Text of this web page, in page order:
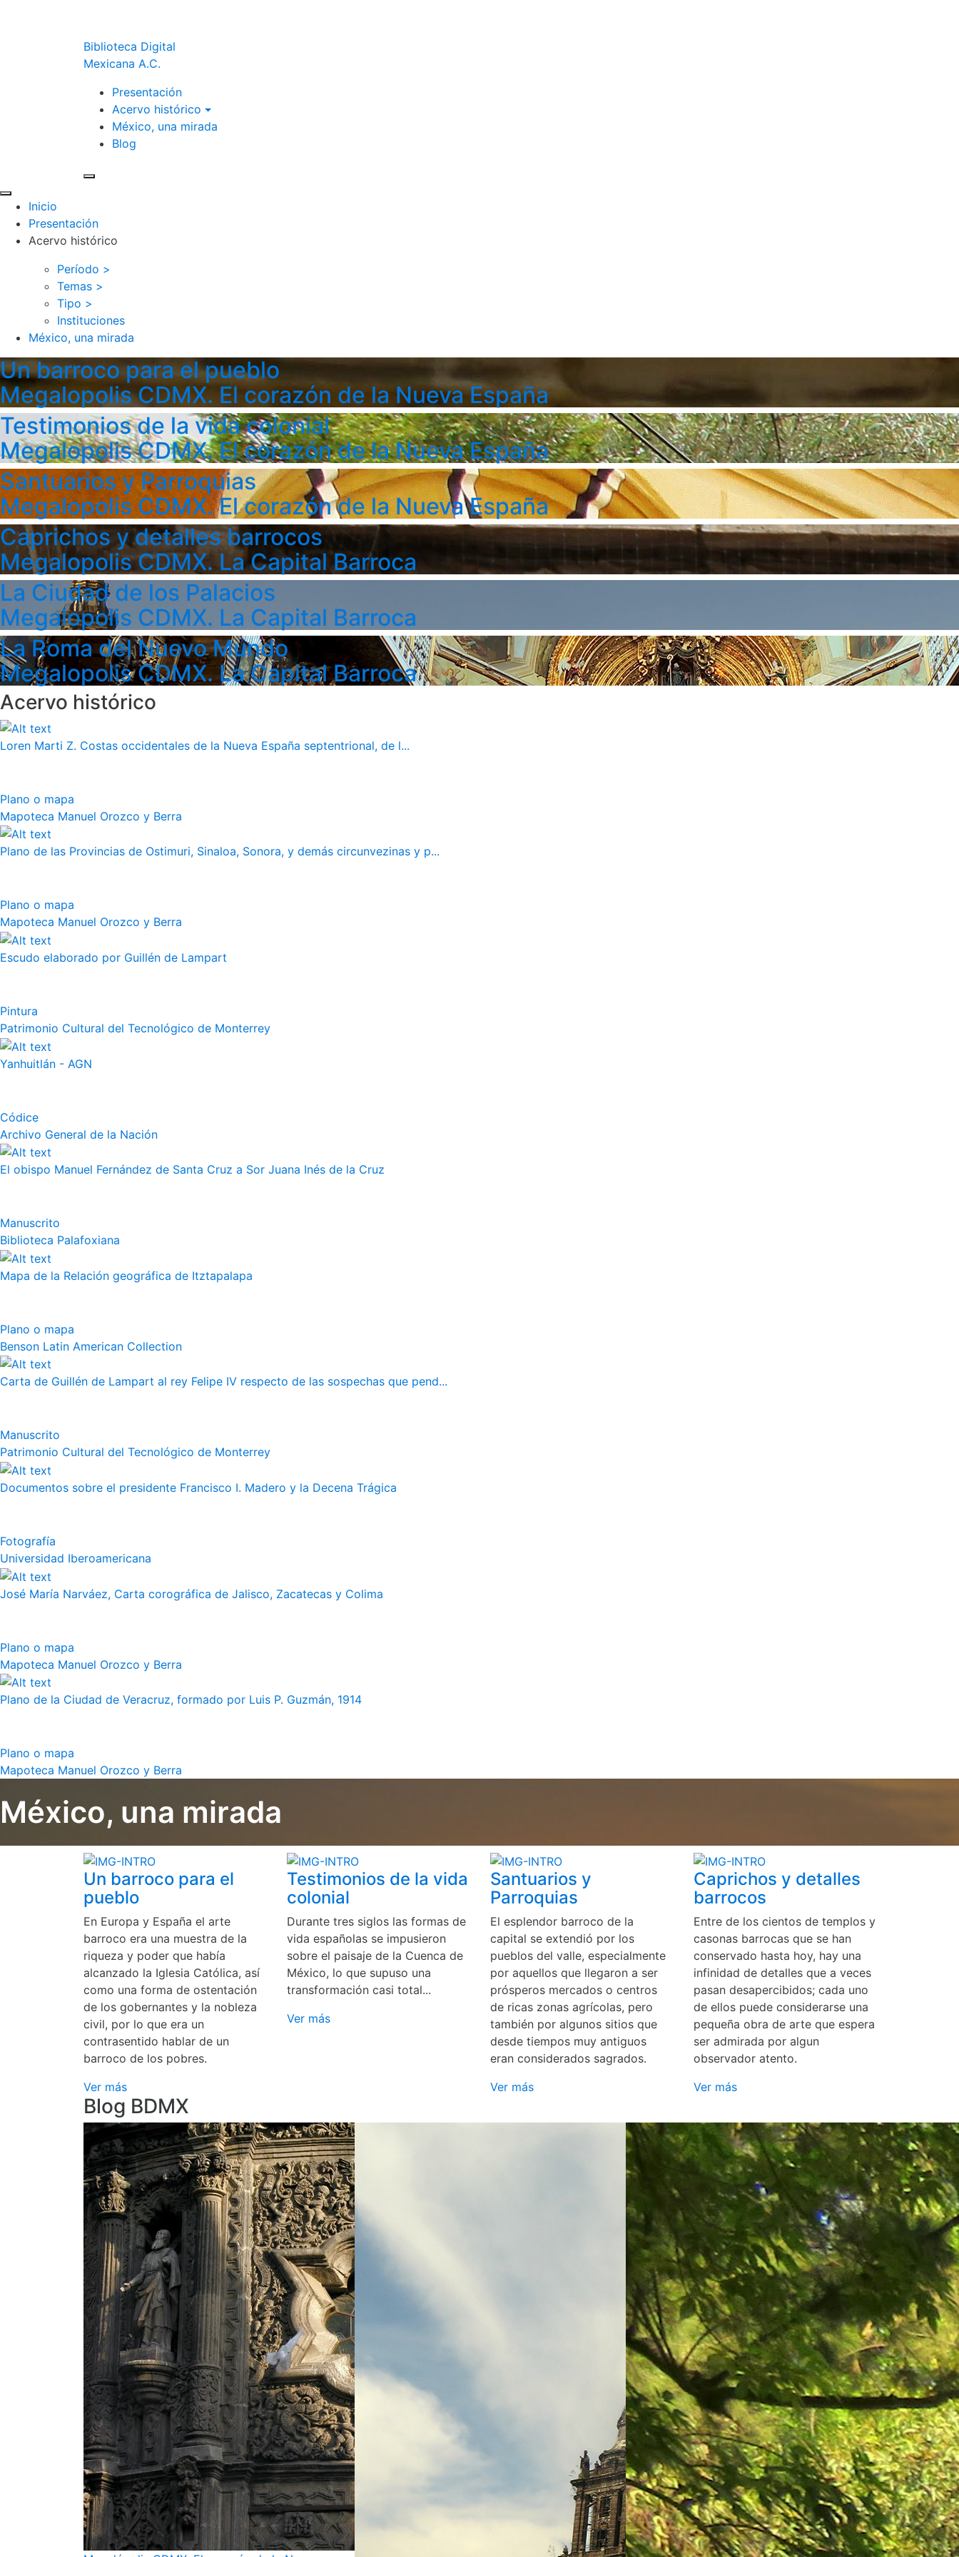
Biblioteca Digital
Mexicana A.C.
Presentación
Acervo histórico
México, una mirada
Blog
Inicio
Presentación
Acervo histórico
Período >
Temas >
Tipo >
Instituciones
México, una mirada
Un barroco para el pueblo
Megalopolis CDMX. El corazón de la Nueva España
Testimonios de la vida colonial
Megalopolis CDMX. El corazón de la Nueva España
Santuarios y Parroquias
Megalopolis CDMX. El corazón de la Nueva España
Caprichos y detalles barrocos
Megalopolis CDMX. La Capital Barroca
La Ciudad de los Palacios
Megalopolis CDMX. La Capital Barroca
La Roma del Nuevo Mundo
Megalopolis CDMX. La Capital Barroca
Acervo histórico
Loren Marti Z. Costas occidentales de la Nueva España septentrional, de l...
Plano o mapa
Mapoteca Manuel Orozco y Berra
Plano de las Provincias de Ostimuri, Sinaloa, Sonora, y demás circunvezinas y p...
Plano o mapa
Mapoteca Manuel Orozco y Berra
Escudo elaborado por Guillén de Lampart
Pintura
Patrimonio Cultural del Tecnológico de Monterrey
Yanhuitlán - AGN
Códice
Archivo General de la Nación
El obispo Manuel Fernández de Santa Cruz a Sor Juana Inés de la Cruz
Manuscrito
Biblioteca Palafoxiana
Mapa de la Relación geográfica de Itztapalapa
Plano o mapa
Benson Latin American Collection
Carta de Guillén de Lampart al rey Felipe IV respecto de las sospechas que pend...
Manuscrito
Patrimonio Cultural del Tecnológico de Monterrey
Documentos sobre el presidente Francisco I. Madero y la Decena Trágica
Fotografía
Universidad Iberoamericana
José María Narváez, Carta corográfica de Jalisco, Zacatecas y Colima
Plano o mapa
Mapoteca Manuel Orozco y Berra
Plano de la Ciudad de Veracruz, formado por Luis P. Guzmán, 1914
Plano o mapa
Mapoteca Manuel Orozco y Berra
México, una mirada
Un barroco para el
pueblo
En Europa y España el arte
barroco era una muestra de la
riqueza y poder que había
alcanzado la Iglesia Católica, así
como una forma de ostentación
de los gobernantes y la nobleza
civil, por lo que era un
contrasentido hablar de un
barroco de los pobres.
Ver más
Testimonios de la vida
colonial
Durante tres siglos las formas de
vida españolas se impusieron
sobre el paisaje de la Cuenca de
México, lo que supuso una
transformación casi total...
Ver más
Santuarios y
Parroquias
El esplendor barroco de la
capital se extendió por los
pueblos del valle, especialmente
por aquellos que llegaron a ser
prósperos mercados o centros
de ricas zonas agrícolas, pero
también por algunos sitios que
desde tiempos muy antiguos
eran considerados sagrados.
Ver más
Caprichos y detalles
barrocos
Entre de los cientos de templos y
casonas barrocas que se han
conservado hasta hoy, hay una
infinidad de detalles que a veces
pasan desapercibidos; cada uno
de ellos puede considerarse una
pequeña obra de arte que espera
ser admirada por algun
observador atento.
Ver más
Blog BDMX